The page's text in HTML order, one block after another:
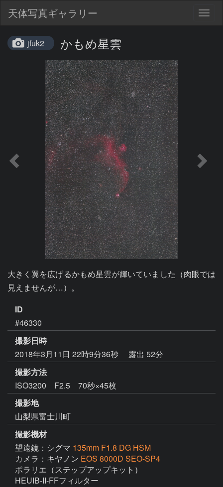
天体写真ギャラリー
jfuk2 かもめ星雲
大きく翼を広げるかもめ星雲が輝いていました（肉眼では
見えませんが…）。
ID
#46330
撮影日時
2018年3月11日 22時9分36秒
露出 52分
撮影方法
ISO3200 F2.5 70秒×45枚
撮影地
山梨県富士川町
撮影機材
望遠鏡：シグマ 135mm F1.8 DG HSM
カメラ：キヤノン EOS 8000D SEO-SP4
ポラリエ（ステップアップキット）
HEUIB-II-FFフィルター